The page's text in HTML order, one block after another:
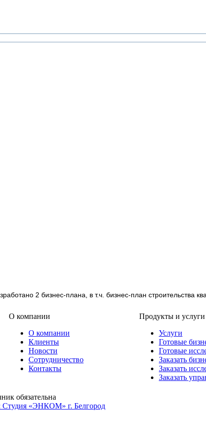
2 бизнес-плана, в т.ч. бизнес-план строительства
О компании
О компании
Клиенты
Новости
Сотрудничество
Контакты
Продукты и услуги
Услуги
Готовые
Готовые
Заказать
Заказать
Заказать
обязательна
Студия «ЭНКОМ» г. Белгород